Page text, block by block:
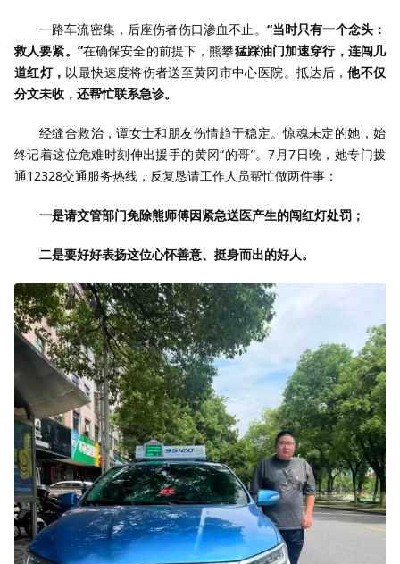
一路车流密集，后座伤者伤口渗血不止。 “当时只有一个念头：
救人要紧。”在确保安全的前提下，熊攀猛踩油门加速穿行，连闯几
道红灯， 以最快速度将伤者送至黄冈市中心医院。抵达后，他不仅
分文未收，还帮忙联系急诊。
经缝合救治，谭女士和朋友伤情趋于稳定。惊魂未定的她，始
终记着这位危难时刻伸出援手的黄冈“的哥”。7月7日晚，她专门拨
通12328交通服务热线，反复恳请工作人员帮忙做两件事：
一是请交管部门免除熊师傅因紧急送医产生的闯红灯处罚；
二是要好好表扬这位心怀善意、挺身而出的好人。